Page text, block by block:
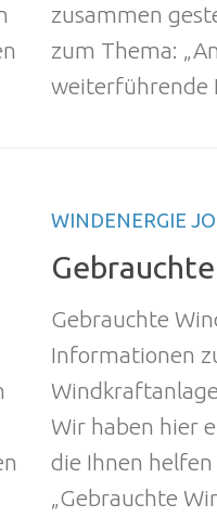
zusammen
zum Thema:
weiterführende
WINDENERGIE
Gebrauchte
Informationen
Wir haben hier
die Ihnen
„Gebrauchte